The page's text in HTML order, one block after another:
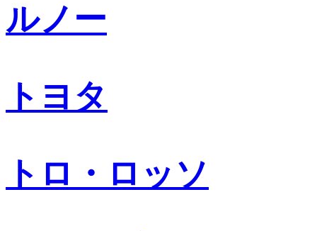
ルノー
トヨタ
トロ・ロッソ